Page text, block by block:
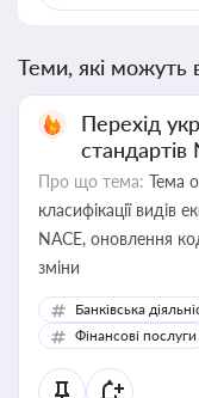
Теми, які можуть
Перехід
стандартів
Про що тема: Тема
класифікації видів
NACE, оновлення
зміни
Банківська
Фінансові послуги